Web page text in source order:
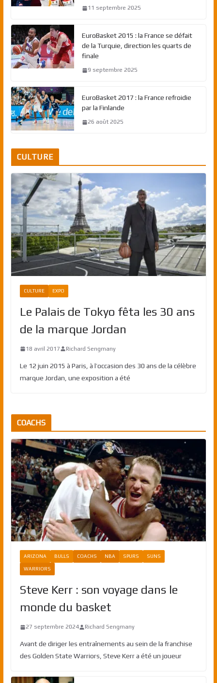
11 septembre 2025
EuroBasket 2015 : la France se défait
de la Turquie, direction les quarts de
finale
9 septembre 2025
EuroBasket 2017 : la France refroidie
par la Finlande
26 août 2025
CULTURE
CULTURE EXPO
Le Palais de Tokyo fêta les 30 ans
de la marque Jordan
18 avril 2017 Richard Sengmany
Le 12 juin 2015 à Paris, à l’occasion des 30 ans de la célèbre
marque Jordan, une exposition a été
COACHS
ARIZONA BULLS COACHS NBA SPURS SUNS
WARRIORS
Steve Kerr : son voyage dans le
monde du basket
27 septembre 2024 Richard Sengmany
Avant de diriger les entraînements au sein de la franchise
des Golden State Warriors, Steve Kerr a été un joueur